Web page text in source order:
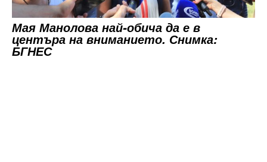
Мая Манолова най-обича да е в
центъра на вниманието. Снимка:
БГНЕС